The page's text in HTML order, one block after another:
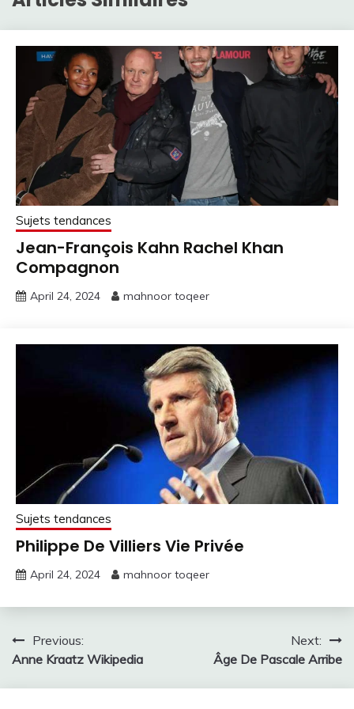
Sujets tendances
Jean-François Kahn Rachel Khan
Compagnon
April 24, 2024 mahnoor toqeer
Sujets tendances
Philippe De Villiers Vie Privée
April 24, 2024 mahnoor toqeer
Post
navigation
Previous:
Anne Kraatz Wikipedia
Next:
Âge De Pascale Arribe